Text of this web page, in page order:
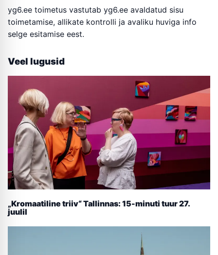
yg6.ee toimetus vastutab yg6.ee avaldatud sisu
toimetamise, allikate kontrolli ja avaliku huviga info
selge esitamise eest.
Veel lugusid
„Kromaatiline triiv“ Tallinnas: 15-minuti tuur 27.
juulil